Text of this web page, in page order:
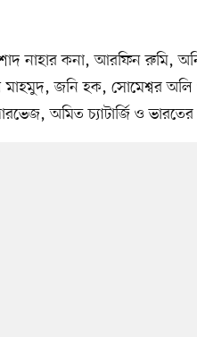
নাহার কনা, আরফিন রুমি,
মাহমুদ, জনি হক, সোমেশ্বর
অমিত চ্যাটার্জি ও ভারতের